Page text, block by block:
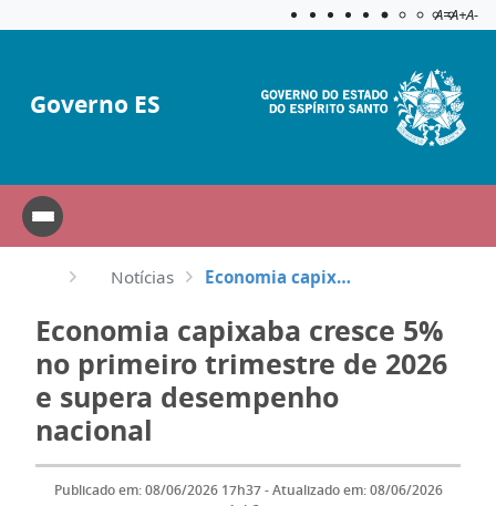
Aplicar
A=A+A-
Governo ES
Notícias Economia capixaba cresce 5% no primeiro trimestre de 2026 e supera desempenho nacional
Economia capixaba cresce 5%
no primeiro trimestre de 2026
e supera desempenho
nacional
Publicado em: 08/06/2026 17h37 - Atualizado em: 08/06/2026